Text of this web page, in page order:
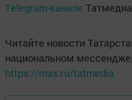
Telegram-канале Татмедиа
Читайте новости
национальном
https://max.ru/tatmedia